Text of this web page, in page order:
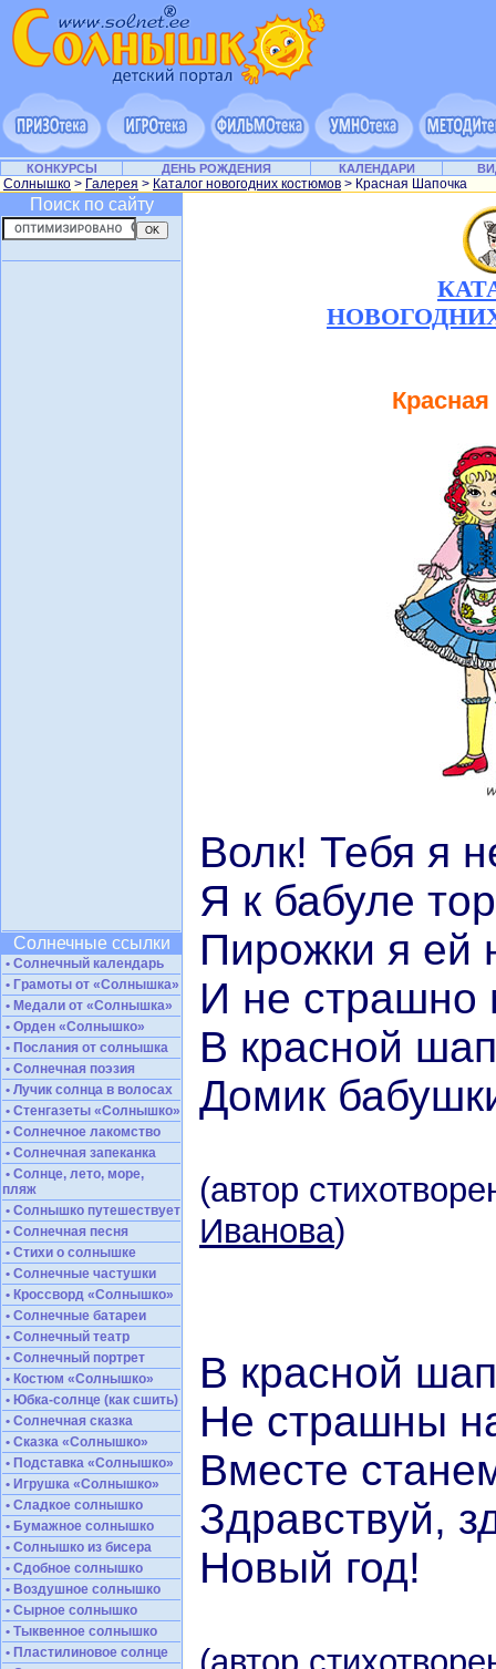
КОНКУРСЫ ДЕНЬ РОЖДЕНИЯ КАЛЕНДАРИ
Солнышко > Галерея > Каталог новогодних костюмов > Красная Шапочка
Поиск по сайту
Солнечные ссылки
• Солнечный календарь
• Грамоты от «Солнышка»
• Медали от «Солнышка»
• Орден «Солнышко»
• Послания от солнышка
• Солнечная поэзия
• Лучик солнца в волосах
• Стенгазеты «Солнышко»
• Солнечное лакомство
• Солнечная запеканка
• Солнце, лето, море,
пляж
• Солнышко путешествует
• Солнечная песня
• Стихи о солнышке
• Солнечные частушки
• Кроссворд «Солнышко»
• Солнечные батареи
• Солнечный театр
• Солнечный портрет
• Костюм «Солнышко»
• Юбка-солнце (как сшить)
• Солнечная сказка
• Сказка «Солнышко»
• Подставка «Солнышко»
• Игрушка «Солнышко»
• Сладкое солнышко
• Бумажное солнышко
• Солнышко из бисера
• Сдобное солнышко
• Воздушное солнышко
• Сырное солнышко
• Тыквенное солнышко
• Пластилиновое солнце
Волк! Тебя я
Я к бабуле
Пирожки я ей
И не страшно
В красной
Домик
(автор
Иванова)
В красной
Не страшны
Вместе
Здравствуй,
Новый год!